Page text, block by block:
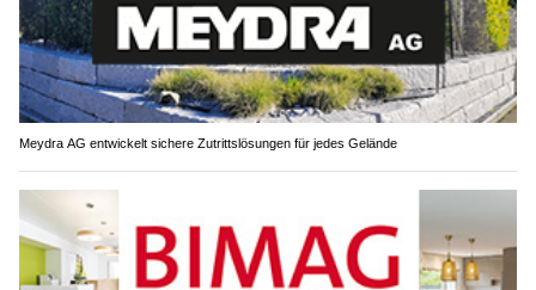
Meydra AG entwickelt sichere Zutrittslösungen für jedes Gelände